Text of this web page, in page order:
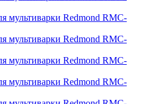
мультиварки Redmond RMC-
мультиварки Redmond RMC-
мультиварки Redmond RMC-
мультиварки Redmond RMC-